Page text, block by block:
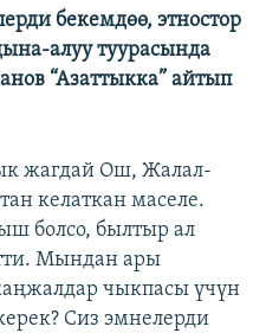
бекемдөө, этностор
алуу туурасында
“Азаттыкка” айтып
жагдай Ош, Жалал-
келаткан маселе.
болсо, былтыр ал
Мындан ары
чыкпасы үчүн
Сиз эмнелерди